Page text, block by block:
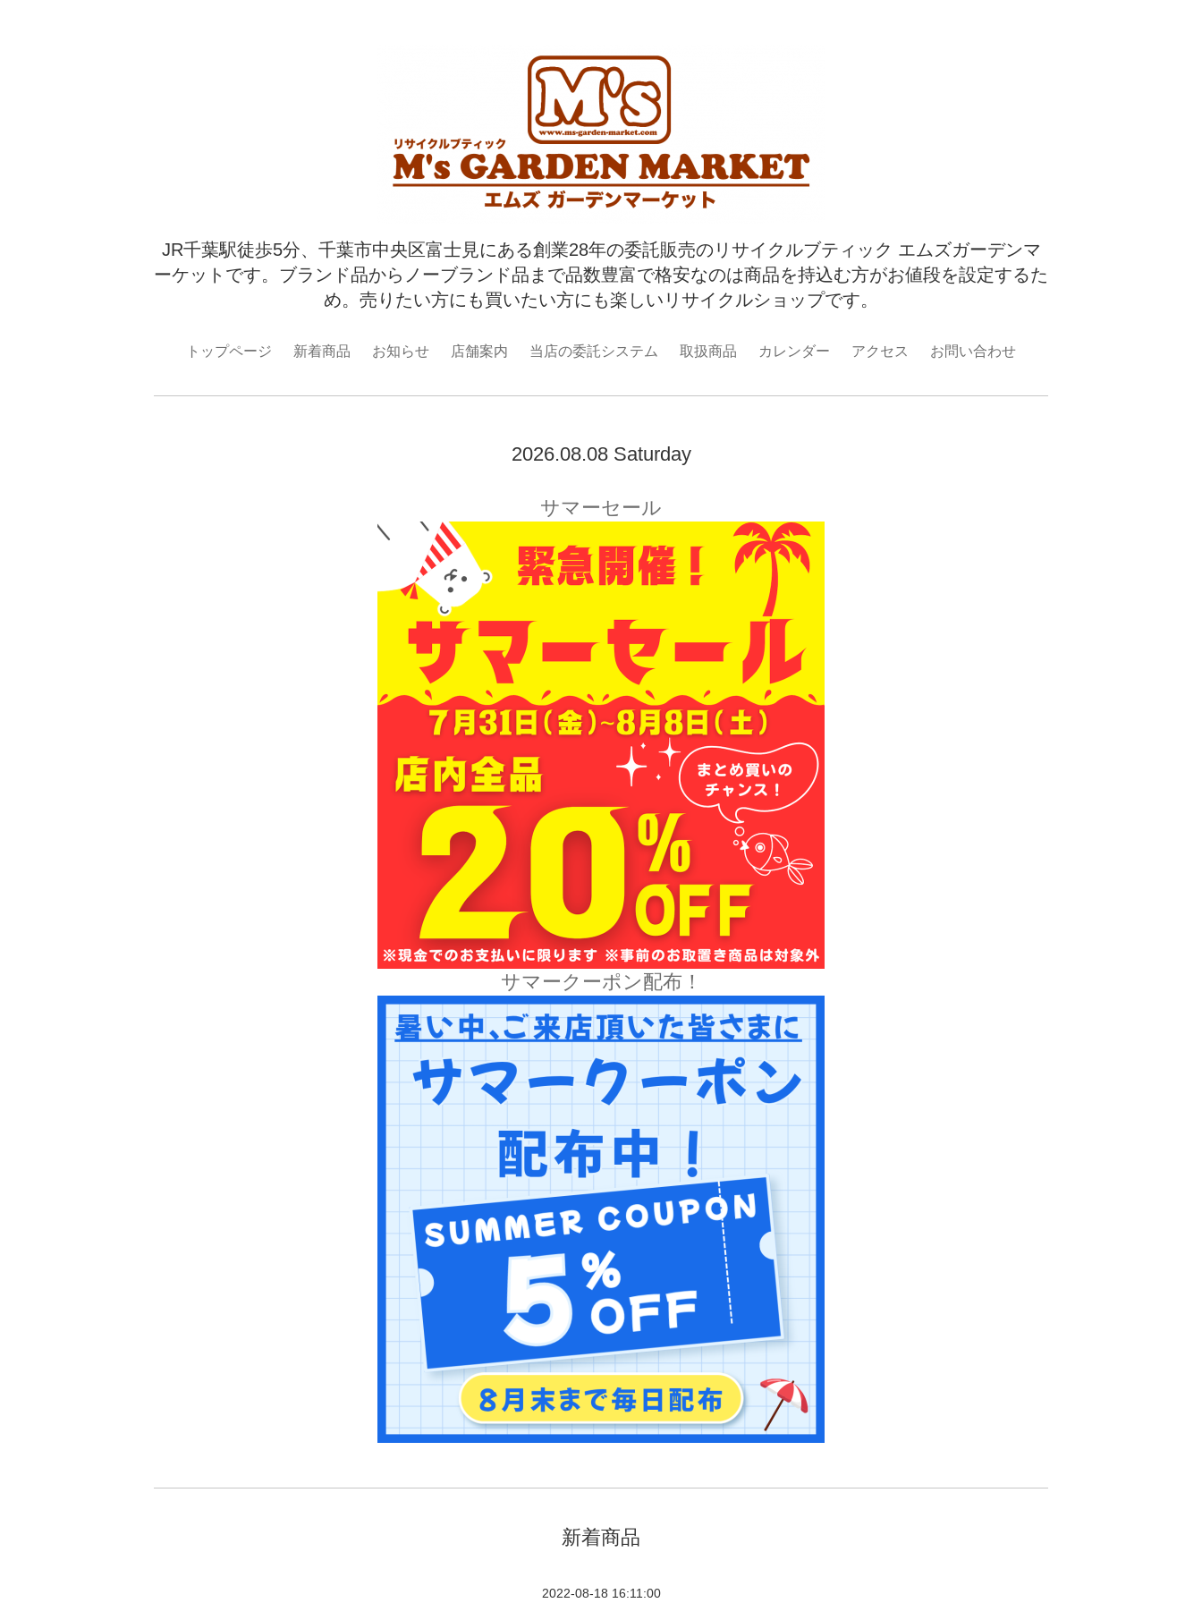
JR千葉駅徒歩5分、千葉市中央区富士見にある創業28年の委託販売のリサイクルブティック エムズガーデンマ
ーケットです。ブランド品からノーブランド品まで品数豊富で格安なのは商品を持込む方がお値段を設定するた
め。売りたい方にも買いたい方にも楽しいリサイクルショップです。
トップページ 新着商品 お知らせ 店舗案内 当店の委託システム 取扱商品 カレンダー アクセス お問い合わせ
2026.08.08 Saturday
サマーセール
サマークーポン配布！
新着商品
2022-08-18 16:11:00